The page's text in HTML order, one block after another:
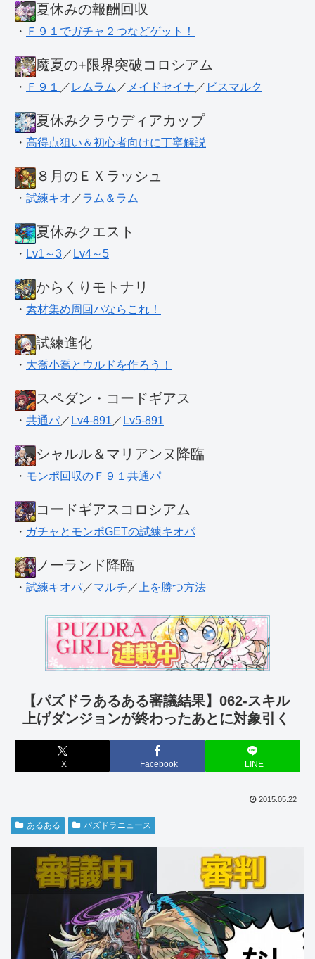
夏休みの報酬回収
・ Ｆ９１でガチャ２つなどゲット！
魔夏の+限界突破コロシアム
・ Ｆ９１ ／ レムラム ／ メイドセイナ ／ ビスマルク
夏休みクラウディアカップ
・ 高得点狙い＆初心者向けに丁寧解説
８月のＥＸラッシュ
・ 試練キオ ／ラム＆ラム
夏休みクエスト
・ Lv1～3 ／ Lv4～5
からくりモトナリ
・ 素材集め周回パならこれ！
試練進化
・ 大喬小喬とウルドを作ろう！
スペダン・コードギアス
・ 共通パ ／ Lv4-891 ／ Lv5-891
シャルル＆マリアンヌ降臨
・ モンポ回収のＦ９１共通パ
コードギアスコロシアム
・ ガチャとモンポGETの試練キオパ
ノーランド降臨
・ 試練キオパ ／マルチ ／ 上を勝つ方法
【パズドラあるある審議結果】062-スキル
上げダンジョンが終わったあとに対象引く
X Facebook LINE
2015.05.22
あるある パズドラニュース